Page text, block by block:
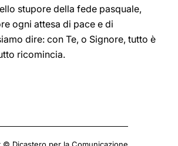
stupore della fede pasquale,
ogni attesa di pace e di
dire: con Te, o Signore, tutto è
ricomincia.